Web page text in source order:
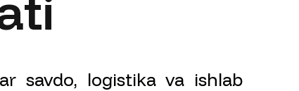
savdo, logistika va ishlab